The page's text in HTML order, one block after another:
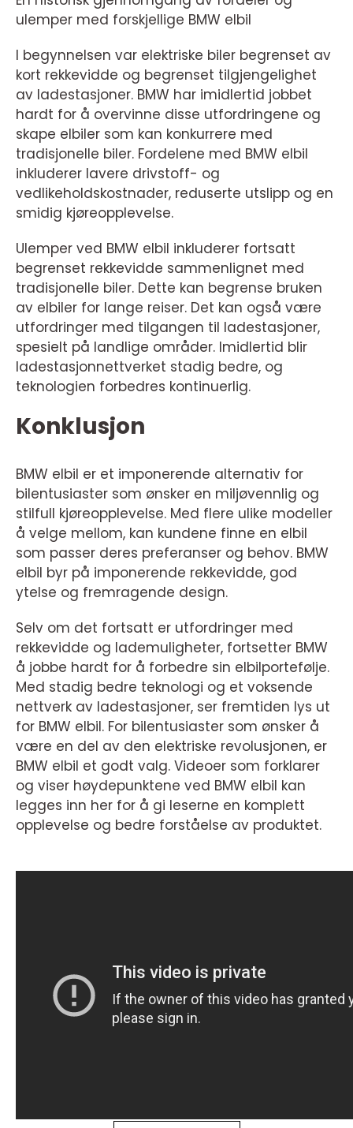
ulemper med forskjellige BMW elbil
I begynnelsen var elektriske biler begrenset av
kort rekkevidde og begrenset tilgjengelighet
av ladestasjoner. BMW har imidlertid jobbet
hardt for å overvinne disse utfordringene og
skape elbiler som kan konkurrere med
tradisjonelle biler. Fordelene med BMW elbil
inkluderer lavere drivstoff- og
vedlikeholdskostnader, reduserte utslipp og en
smidig kjøreopplevelse.
Ulemper ved BMW elbil inkluderer fortsatt
begrenset rekkevidde sammenlignet med
tradisjonelle biler. Dette kan begrense bruken
av elbiler for lange reiser. Det kan også være
utfordringer med tilgangen til ladestasjoner,
spesielt på landlige områder. Imidlertid blir
ladestasjonnettverket stadig bedre, og
teknologien forbedres kontinuerlig.
Konklusjon
BMW elbil er et imponerende alternativ for
bilentusiaster som ønsker en miljøvennlig og
stilfull kjøreopplevelse. Med flere ulike modeller
å velge mellom, kan kundene finne en elbil
som passer deres preferanser og behov. BMW
elbil byr på imponerende rekkevidde, god
ytelse og fremragende design.
Selv om det fortsatt er utfordringer med
rekkevidde og lademuligheter, fortsetter BMW
å jobbe hardt for å forbedre sin elbilportefølje.
Med stadig bedre teknologi og et voksende
nettverk av ladestasjoner, ser fremtiden lys ut
for BMW elbil. For bilentusiaster som ønsker å
være en del av den elektriske revolusjonen, er
BMW elbil et godt valg. Videoer som forklarer
og viser høydepunktene ved BMW elbil kan
legges inn her for å gi leserne en komplett
opplevelse og bedre forståelse av produktet.